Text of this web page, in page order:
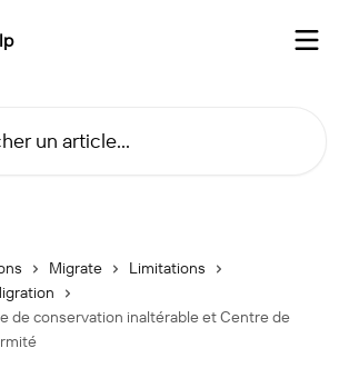
Migrate
Limitations
de conservation inaltérable et Centre de